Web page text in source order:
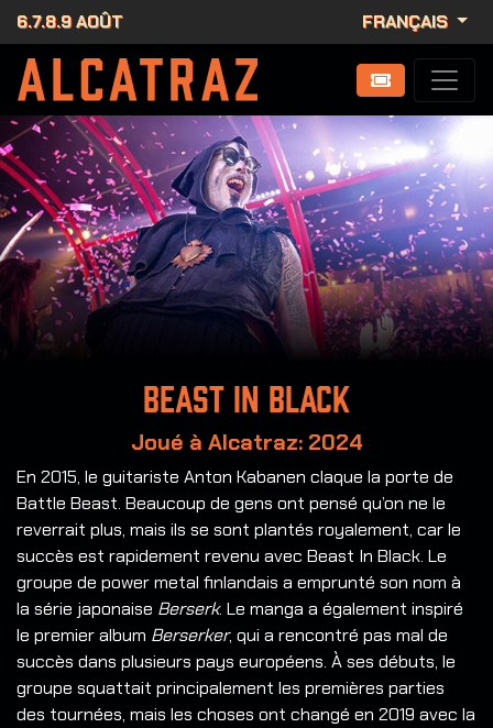
6.7.8.9 AOÛT FRANÇAIS
Beast in Black
Joué à Alcatraz: 2024
En 2015, le guitariste Anton Kabanen claque la porte de
Battle Beast. Beaucoup de gens ont pensé qu’on ne le
reverrait plus, mais ils se sont plantés royalement, car le
succès est rapidement revenu avec Beast In Black. Le
groupe de power metal finlandais a emprunté son nom à
la série japonaise Berserk. Le manga a également inspiré
le premier album Berserker, qui a rencontré pas mal de
succès dans plusieurs pays européens. À ses débuts, le
groupe squattait principalement les premières parties
des tournées, mais les choses ont changé en 2019 avec la